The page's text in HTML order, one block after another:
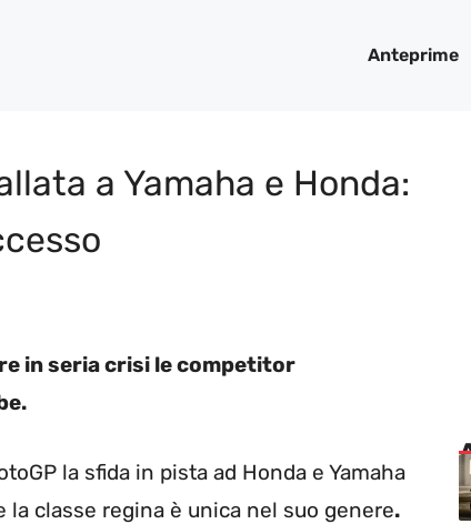
Anteprime
a Yamaha e Honda:
in seria crisi le competitor
la sfida in pista ad Honda e Yamaha
classe regina è unica nel suo genere.